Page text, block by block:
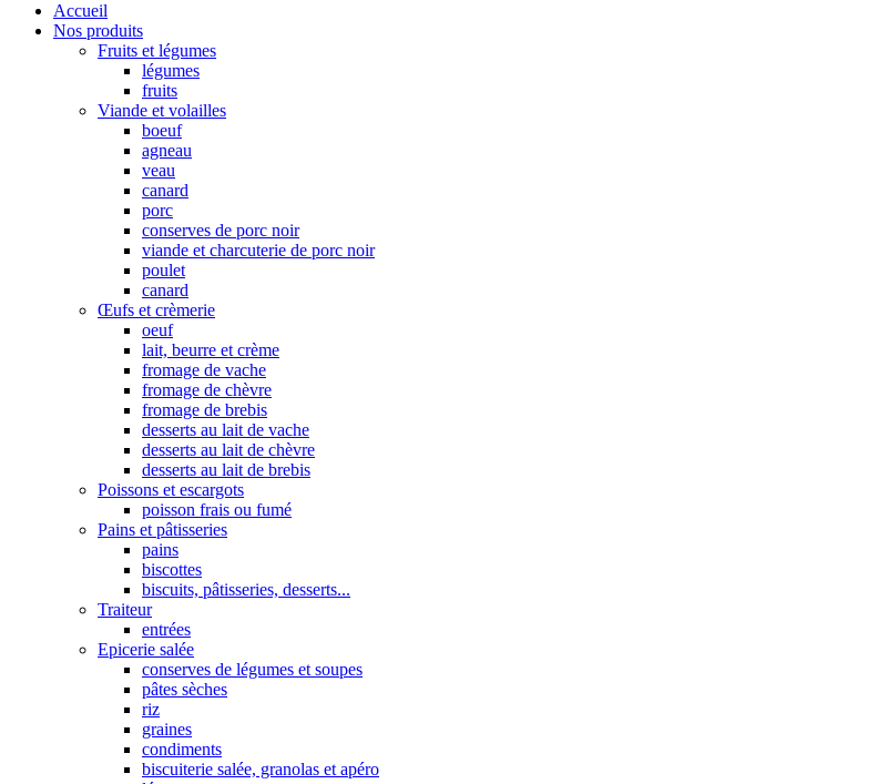
Accueil
Nos produits
Fruits et légumes
légumes
fruits
Viande et volailles
boeuf
agneau
veau
canard
porc
conserves de porc noir
viande et charcuterie de porc noir
poulet
canard
Œufs et crèmerie
oeuf
lait, beurre et crème
fromage de vache
fromage de chèvre
fromage de brebis
desserts au lait de vache
desserts au lait de chèvre
desserts au lait de brebis
Poissons et escargots
poisson frais ou fumé
Pains et pâtisseries
pains
biscottes
biscuits, pâtisseries, desserts...
Traiteur
entrées
Epicerie salée
conserves de légumes et soupes
pâtes sèches
riz
graines
condiments
biscuiterie salée, granolas et apéro